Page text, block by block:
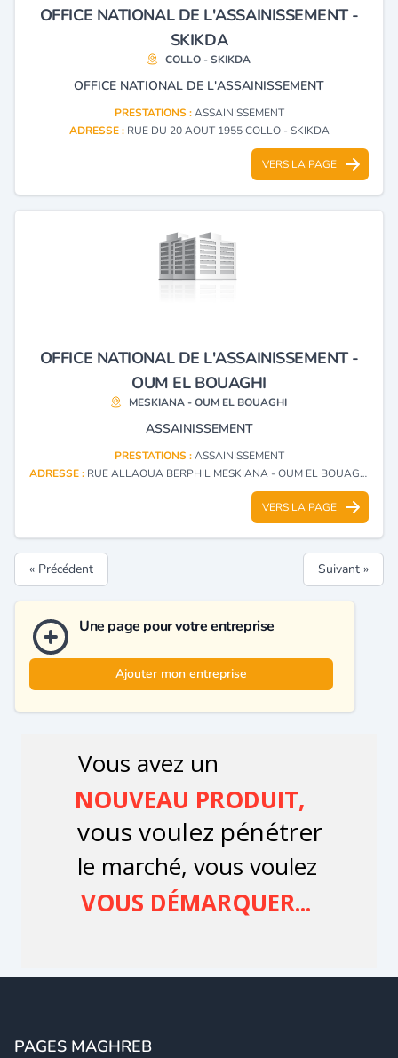
OFFICE NATIONAL DE L'ASSAINISSEMENT -
SKIKDA
COLLO - SKIKDA
OFFICE NATIONAL DE L'ASSAINISSEMENT
PRESTATIONS :ASSAINISSEMENT
ADRESSE : RUE DU 20 AOUT 1955 COLLO - SKIKDA
VERS LA PAGE
OFFICE NATIONAL DE L'ASSAINISSEMENT -
OUM EL BOUAGHI
MESKIANA - OUM EL BOUAGHI
ASSAINISSEMENT
PRESTATIONS :ASSAINISSEMENT
ADRESSE : RUE ALLAOUA BERPHIL MESKIANA - OUM EL BOUAGHI
VERS LA PAGE
« Précédent Suivant »
Une page pour votre entreprise
Ajouter mon entreprise
PAGES MAGHREB